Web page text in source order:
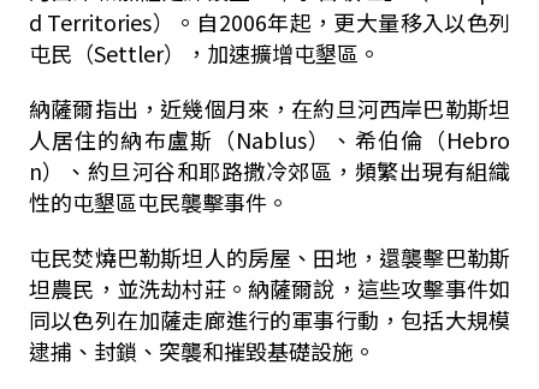
d Territories）。自2006年起，更大量移入以色列
屯民（Settler），加速擴增屯墾區。
納薩爾指出，近幾個月來，在約旦河西岸巴勒斯坦
人居住的納布盧斯（Nablus）、希伯倫（Hebro
n）、約旦河谷和耶路撒冷郊區，頻繁出現有組織
性的屯墾區屯民襲擊事件。
屯民焚燒巴勒斯坦人的房屋、田地，還襲擊巴勒斯
坦農民，並洗劫村莊。納薩爾說，這些攻擊事件如
同以色列在加薩走廊進行的軍事行動，包括大規模
逮捕、封鎖、突襲和摧毀基礎設施。